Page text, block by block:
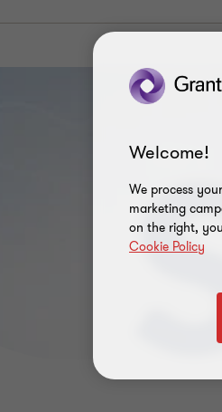
Welcome!
We process
marketing
on the right,
Cookie Policy